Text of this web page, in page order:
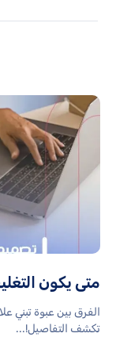
متى يكون
الفرق بين عبوة تبني
تكشف التفاصيل!...